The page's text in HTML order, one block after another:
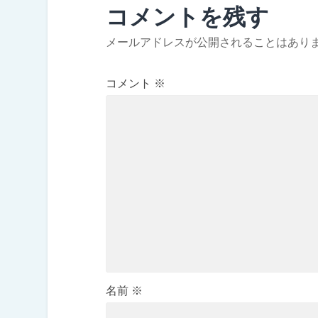
コメントを残す
メールアドレスが公開されることはあり
コメント ※
名前 ※